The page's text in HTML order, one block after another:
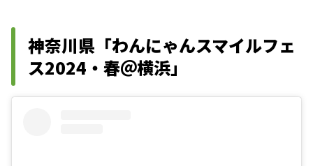
神奈川県「わんにゃんスマイルフェ
ス2024・春＠横浜」